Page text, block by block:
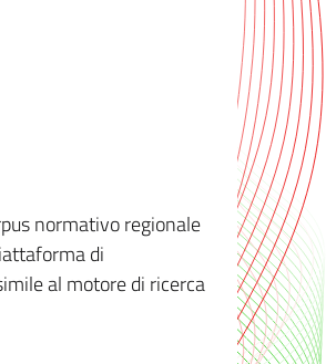
normativo regionale
di
al motore di ricerca